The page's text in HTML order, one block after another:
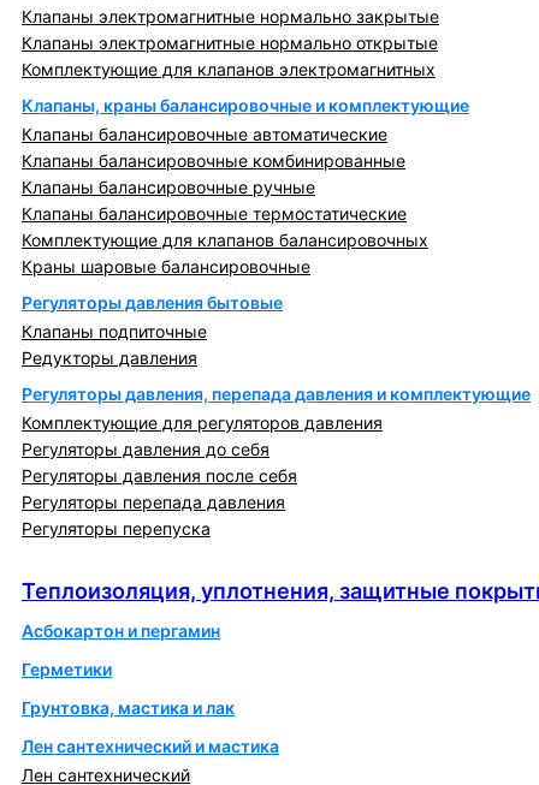
Клапаны электромагнитные нормально закрытые
Клапаны электромагнитные нормально открытые
Комплектующие для клапанов электромагнитных
Клапаны, краны балансировочные и комплектующие
Клапаны балансировочные автоматические
Клапаны балансировочные комбинированные
Клапаны балансировочные ручные
Клапаны балансировочные термостатические
Комплектующие для клапанов балансировочных
Краны шаровые балансировочные
Регуляторы давления бытовые
Клапаны подпиточные
Редукторы давления
Регуляторы давления, перепада давления и комплектующие
Комплектующие для регуляторов давления
Регуляторы давления до себя
Регуляторы давления после себя
Регуляторы перепада давления
Регуляторы перепуска
Теплоизоляция, уплотнения, защитные
Асбокартон и пергамин
Герметики
Грунтовка, мастика и лак
Лен сантехнический и мастика
Лен сантехнический